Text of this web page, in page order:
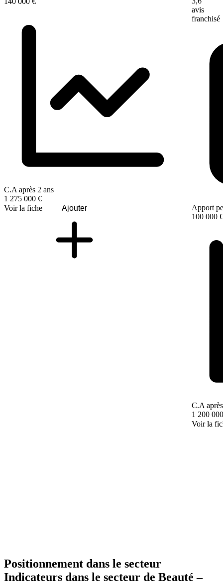
C.A après 2 ans
1 275 000 €
Voir la fiche
Ajouter
avis
franchisé
Apport
100 000 €
C.A
1 200
Voir la
Positionnement dans le secteur
Indicateurs dans le secteur de Beauté –